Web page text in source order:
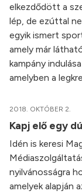
elkezdődött a
lép, de ezúttal
egyik ismert
amely már
kampány
amelyben a
2018. OKTÓBER 2.
Kapj elő egy
Idén is keresi
nyilvánosságra
amelyek alapján